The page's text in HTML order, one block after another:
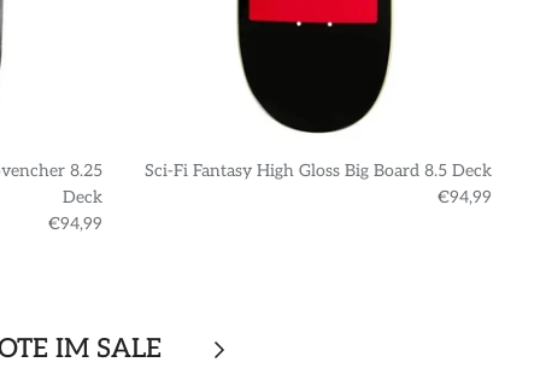
8.25
Deck
€94,99
Sci-Fi Fantasy High Gloss Big Board 8.5 Deck
€94,99
IM SALE